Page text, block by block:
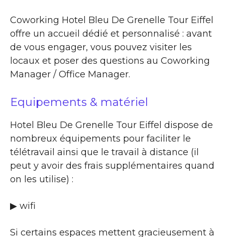
Coworking Hotel Bleu De Grenelle Tour Eiffel
offre un accueil dédié et personnalisé : avant
de vous engager, vous pouvez visiter les
locaux et poser des questions au Coworking
Manager / Office Manager.
Equipements & matériel
Hotel Bleu De Grenelle Tour Eiffel dispose de
nombreux équipements pour faciliter le
télétravail ainsi que le travail à distance (il
peut y avoir des frais supplémentaires quand
on les utilise) :
▶ wifi
Si certains espaces mettent gracieusement à